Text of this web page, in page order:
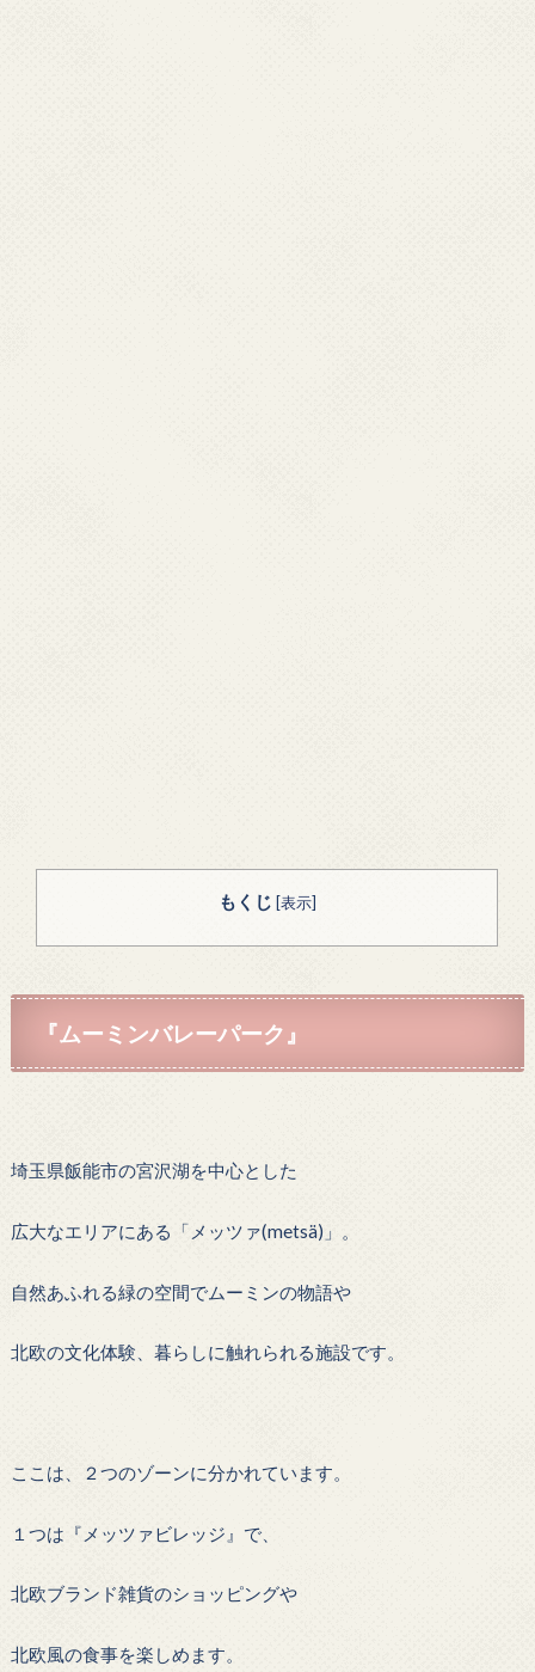
もくじ [表示]
『ムーミンバレーパーク』
埼玉県飯能市の宮沢湖を中心とした
広大なエリアにある「メッツァ(metsä)」。
自然あふれる緑の空間でムーミンの物語や
北欧の文化体験、暮らしに触れられる施設です。
ここは、２つのゾーンに分かれています。
１つは『メッツァビレッジ』で、
北欧ブランド雑貨のショッピングや
北欧風の食事を楽しめます。